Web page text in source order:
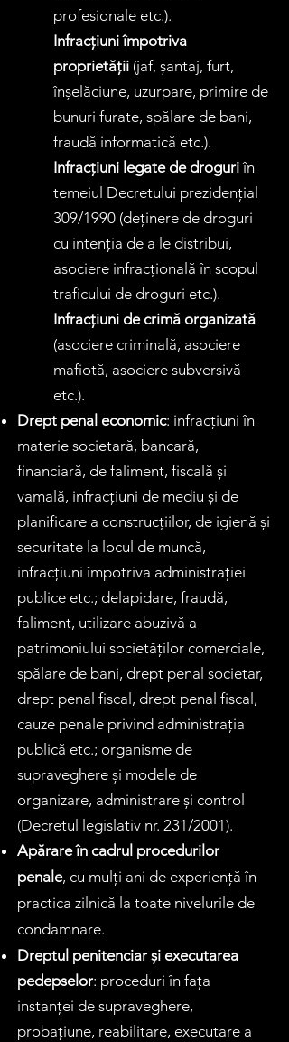
profesionale etc.).
Infracțiuni împotriva
proprietății (jaf, șantaj, furt,
înșelăciune, uzurpare, primire de
bunuri furate, spălare de bani,
fraudă informatică etc.).
Infracțiuni legate de droguri în
temeiul Decretului prezidențial
309/1990 (deținere de droguri
cu intenția de a le distribui,
asociere infracțională în scopul
traficului de droguri etc.).
Infracțiuni de crimă organizată
(asociere criminală, asociere
mafiotă, asociere subversivă
etc.).
Drept penal economic: infracțiuni în
materie societară, bancară,
financiară, de faliment, fiscală și
vamală, infracțiuni de mediu și de
planificare a construcțiilor, de igienă și
securitate la locul de muncă,
infracțiuni împotriva administrației
publice etc.; delapidare, fraudă,
faliment, utilizare abuzivă a
patrimoniului societăților comerciale,
spălare de bani, drept penal societar,
drept penal fiscal, drept penal fiscal,
cauze penale privind administrația
publică etc.; organisme de
supraveghere și modele de
organizare, administrare și control
(Decretul legislativ nr. 231/2001).
Apărare în cadrul procedurilor
penale, cu mulți ani de experiență în
practica zilnică la toate nivelurile de
condamnare.
Dreptul penitenciar și executarea
pedepselor: proceduri în fața
instanței de supraveghere,
probațiune, reabilitare, executare a